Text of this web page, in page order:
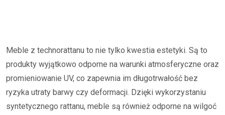
Meble z technorattanu to nie tylko kwestia estetyki. Są to
produkty wyjątkowo odporne na warunki atmosferyczne oraz
promieniowanie UV, co zapewnia im długotrwałość bez
ryzyka utraty barwy czy deformacji. Dzięki wykorzystaniu
syntetycznego rattanu, meble są również odporne na wilgoć